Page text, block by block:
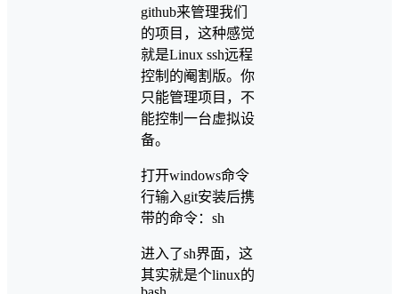
github来管理我们
的项目，这种感觉
就是Linux ssh远程
控制的阉割版。你
只能管理项目，不
能控制一台虚拟设
备。
打开windows命令
行输入git安装后携
带的命令：sh
进入了sh界面，这
其实就是个linux的